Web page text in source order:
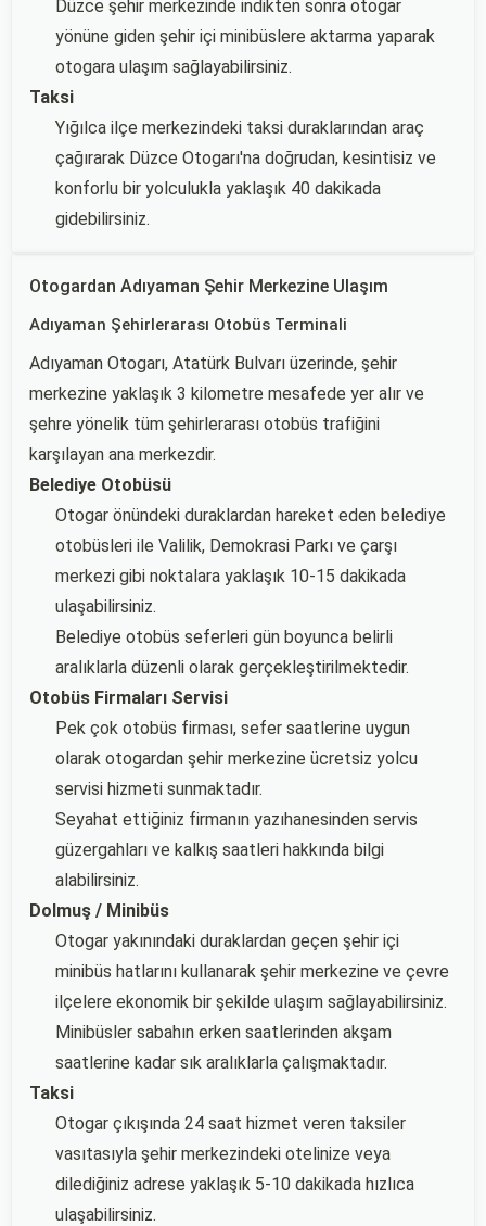
Düzce şehir merkezinde indikten sonra otogar
yönüne giden şehir içi minibüslere aktarma yaparak
otogara ulaşım sağlayabilirsiniz.
Taksi
Yığılca ilçe merkezindeki taksi duraklarından araç
çağırarak Düzce Otogarı'na doğrudan, kesintisiz ve
konforlu bir yolculukla yaklaşık 40 dakikada
gidebilirsiniz.
Otogardan Adıyaman Şehir Merkezine Ulaşım
Adıyaman Şehirlerarası Otobüs Terminali
Adıyaman Otogarı, Atatürk Bulvarı üzerinde, şehir
merkezine yaklaşık 3 kilometre mesafede yer alır ve
şehre yönelik tüm şehirlerarası otobüs trafiğini
karşılayan ana merkezdir.
Belediye Otobüsü
Otogar önündeki duraklardan hareket eden belediye
otobüsleri ile Valilik, Demokrasi Parkı ve çarşı
merkezi gibi noktalara yaklaşık 10-15 dakikada
ulaşabilirsiniz.
Belediye otobüs seferleri gün boyunca belirli
aralıklarla düzenli olarak gerçekleştirilmektedir.
Otobüs Firmaları Servisi
Pek çok otobüs firması, sefer saatlerine uygun
olarak otogardan şehir merkezine ücretsiz yolcu
servisi hizmeti sunmaktadır.
Seyahat ettiğiniz firmanın yazıhanesinden servis
güzergahları ve kalkış saatleri hakkında bilgi
alabilirsiniz.
Dolmuş / Minibüs
Otogar yakınındaki duraklardan geçen şehir içi
minibüs hatlarını kullanarak şehir merkezine ve çevre
ilçelere ekonomik bir şekilde ulaşım sağlayabilirsiniz.
Minibüsler sabahın erken saatlerinden akşam
saatlerine kadar sık aralıklarla çalışmaktadır.
Taksi
Otogar çıkışında 24 saat hizmet veren taksiler
vasıtasıyla şehir merkezindeki otelinize veya
dilediğiniz adrese yaklaşık 5-10 dakikada hızlıca
ulaşabilirsiniz.